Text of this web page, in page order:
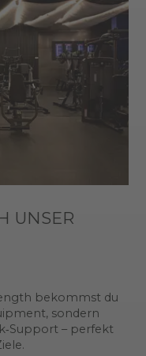
UNSER
bekommst du
sondern
– perfekt